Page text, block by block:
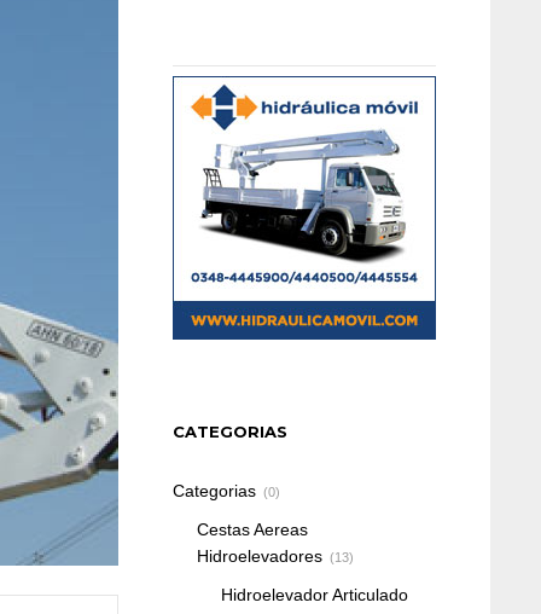
CATEGORIAS
Categorias (0)
Cestas Aereas
Hidroelevadores (13)
Hidroelevador Articulado